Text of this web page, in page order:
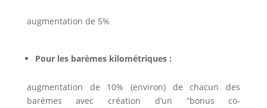
augmentation de 5%
Pour les barèmes kilométriques :
augmentation de 10% (environ) de chacun des
barèmes avec création d’un “bonus co-